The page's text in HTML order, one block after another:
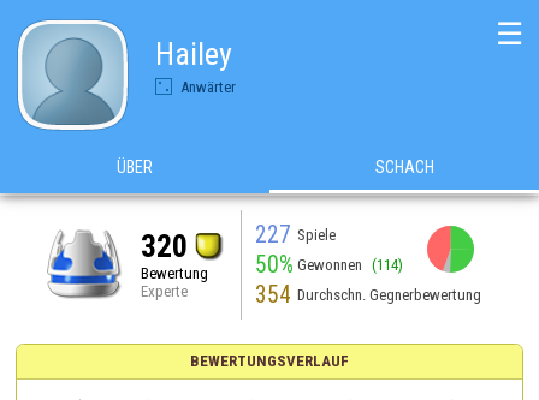
Hailey
Anwärter
☰
ÜBER SCHACH
320
Bewertung
Experte
227 Spiele
50% Gewonnen (114)
354 Durchschn. Gegnerbewertung
BEWERTUNGSVERLAUF